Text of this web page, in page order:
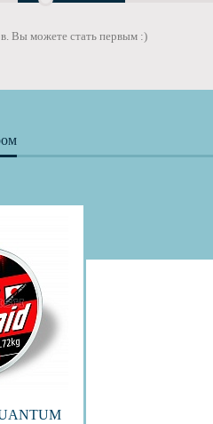
Вы можете стать первым :)